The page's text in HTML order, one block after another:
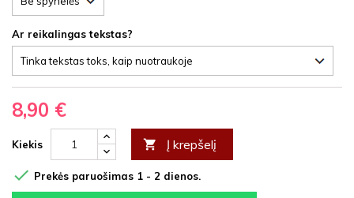
Ar reikalingas tekstas?
8,90 €
Kiekis  Į krepšelį
 Prekės paruošimas 1 - 2 dienos.